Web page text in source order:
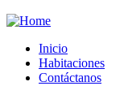
Inicio
Habitaciones
Contáctanos